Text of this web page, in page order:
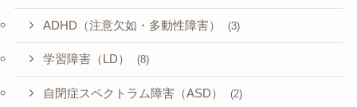
ADHD（注意欠如・多動性障害） (3)
学習障害（LD） (8)
自閉症スペクトラム障害（ASD） (2)